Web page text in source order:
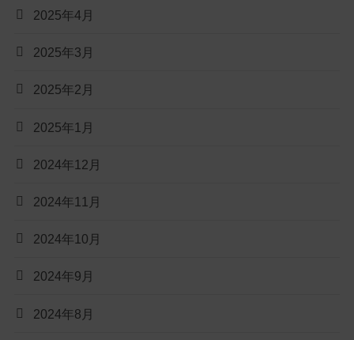
2025年4月
2025年3月
2025年2月
2025年1月
2024年12月
2024年11月
2024年10月
2024年9月
2024年8月